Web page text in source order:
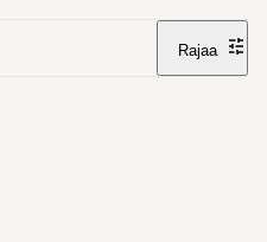
Rajaa